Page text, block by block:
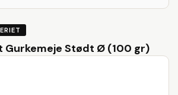
Gurkemeje Stødt Ø (100 gr)